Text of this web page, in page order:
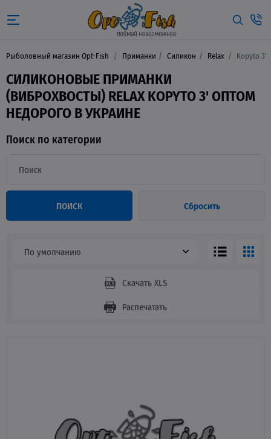
Рыболовный магазин Opt-Fish Приманки Силикон Relax Kopyto 3'
СИЛИКОНОВЫЕ ПРИМАНКИ
(ВИБРОХВОСТЫ) RELAX KOPYTO 3' ОПТОМ
НЕДОРОГО В УКРАИНЕ
Поиск по категории
ПОИСК Сбросить
По умолчанию
Скачать XLS
Распечатать